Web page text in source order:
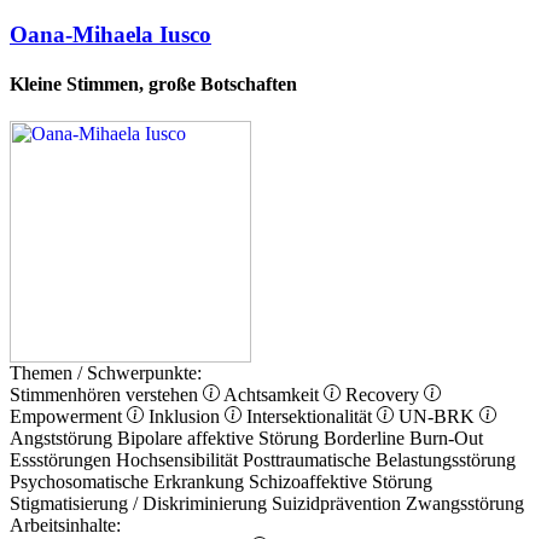
Oana-Mihaela Iusco
Kleine Stimmen, große Botschaften
Themen / Schwerpunkte:
Stimmenhören verstehen
Achtsamkeit
Recovery
Empowerment
Inklusion Intersektionalität
UN-BRK
Angststörung Bipolare affektive Störung Borderline Burn-Out
Essstörungen Hochsensibilität Posttraumatische Belastungsstörung
Psychosomatische Erkrankung Schizoaffektive Störung
Stigmatisierung / Diskriminierung Suizidprävention Zwangsstörung
Arbeitsinhalte: